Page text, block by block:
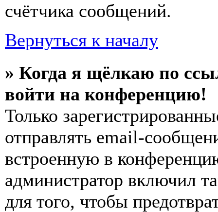
счётчика сообщений.
Вернуться к началу
» Когда я щёлкаю по
войти на конференцию!
Только
отправлять email-
встроенную в
администратор включил
для того, чтобы